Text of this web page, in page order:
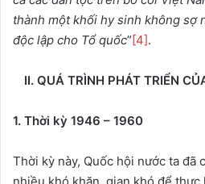
thành một khối hy sinh không sợ
độc lập cho Tổ quốc”[4].
II. QUÁ TRÌNH PHÁT TRIỂN
1. Thời kỳ 1946 – 1960
Thời kỳ này, Quốc hội nước ta đã
nhiều khó khăn, gian khó để